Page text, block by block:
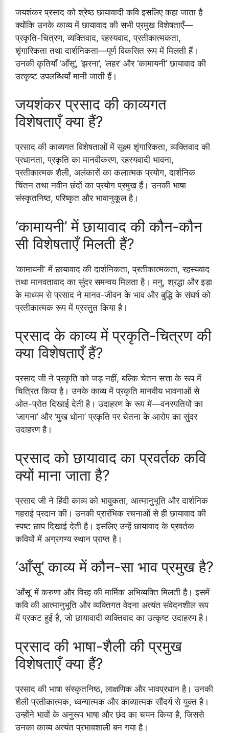
जयशंकर प्रसाद को श्रेष्ठ छायावादी कवि इसलिए कहा जाता है
क्योंकि उनके काव्य में छायावाद की सभी प्रमुख विशेषताएँ—
प्रकृति-चित्रण, व्यक्तिवाद, रहस्यवाद, प्रतीकात्मकता,
शृंगारिकता तथा दार्शनिकता—पूर्ण विकसित रूप में मिलती हैं।
उनकी कृतियाँ ‘आँसू’, ‘झरना’, ‘लहर’ और ‘कामायनी’ छायावाद की
उत्कृष्ट उपलब्धियाँ मानी जाती हैं।
जयशंकर प्रसाद की काव्यगत
विशेषताएँ क्या हैं?
प्रसाद की काव्यगत विशेषताओं में सूक्ष्म शृंगारिकता, व्यक्तिवाद की
प्रधानता, प्रकृति का मानवीकरण, रहस्यवादी भावना,
प्रतीकात्मक शैली, अलंकारों का कलात्मक प्रयोग, दार्शनिक
चिंतन तथा नवीन छंदों का प्रयोग प्रमुख हैं। उनकी भाषा
संस्कृतनिष्ठ, परिष्कृत और भावानुकूल है।
‘कामायनी’ में छायावाद की कौन-कौन
सी विशेषताएँ मिलती हैं?
‘कामायनी’ में छायावाद की दार्शनिकता, प्रतीकात्मकता, रहस्यवाद
तथा मानवतावाद का सुंदर समन्वय मिलता है। मनु, श्रद्धा और इड़ा
के माध्यम से प्रसाद ने मानव-जीवन के भाव और बुद्धि के संघर्ष को
प्रतीकात्मक रूप में प्रस्तुत किया है।
प्रसाद के काव्य में प्रकृति-चित्रण की
क्या विशेषताएँ हैं?
प्रसाद जी ने प्रकृति को जड़ नहीं, बल्कि चेतन सत्ता के रूप में
चित्रित किया है। उनके काव्य में प्रकृति मानवीय भावनाओं से
ओत-प्रोत दिखाई देती है। उदाहरण के रूप में—वनस्पतियों का
‘जागना’ और ‘मुख धोना’ प्रकृति पर चेतना के आरोप का सुंदर
उदाहरण है।
प्रसाद को छायावाद का प्रवर्तक कवि
क्यों माना जाता है?
प्रसाद जी ने हिंदी काव्य को भावुकता, आत्मानुभूति और दार्शनिक
गहराई प्रदान की। उनकी प्रारंभिक रचनाओं से ही छायावाद की
स्पष्ट छाप दिखाई देती है। इसलिए उन्हें छायावाद के प्रवर्तक
कवियों में अग्रगण्य स्थान प्राप्त है।
‘आँसू’ काव्य में कौन-सा भाव प्रमुख है?
‘आँसू’ में करुणा और विरह की मार्मिक अभिव्यक्ति मिलती है। इसमें
कवि की आत्मानुभूति और व्यक्तिगत वेदना अत्यंत संवेदनशील रूप
में प्रकट हुई है, जो छायावादी व्यक्तिवाद का उत्कृष्ट उदाहरण है।
प्रसाद की भाषा-शैली की प्रमुख
विशेषताएँ क्या हैं?
प्रसाद की भाषा संस्कृतनिष्ठ, लाक्षणिक और भावप्रधान है। उनकी
शैली प्रतीकात्मक, ध्वन्यात्मक और काव्यात्मक सौंदर्य से युक्त है।
उन्होंने भावों के अनुरूप भाषा और छंद का चयन किया है, जिससे
उनका काव्य अत्यंत प्रभावशाली बन गया है।